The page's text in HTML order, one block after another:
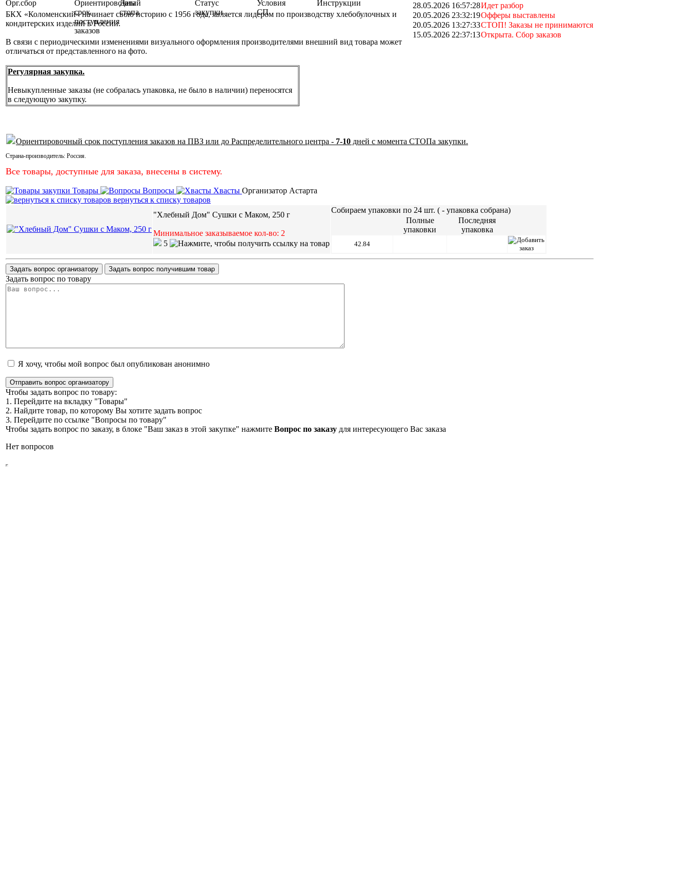
28.05.2026 16:57:28Идет разбор
20.05.2026 23:32:19Офферы выставлены
20.05.2026 13:27:33СТОП! Заказы не принимаются
15.05.2026 22:37:13Открыта. Сбор заказов
БКХ «Коломенский» начинает свою историю с 1956 года, является лидером по производству хлебобулочных и
кондитерских изделий в России.
В связи с периодическими изменениями визуального оформления производителями внешний вид товара может
отличаться от представленного на фото.
Регулярная закупка.
Невыкупленные заказы (не собралась упаковка, не было в наличии) переносятся
в следующую закупку.
Ориентировочный срок поступления заказов на ПВЗ или до Распределительного центра - 7-10 дней с момента СТОПа закупки.
Страна-производитель: Россия.
Все товары, доступные для заказа, внесены в систему.
Товары Вопросы Хвасты Организатор Астарта
вернуться к списку товаров
"Хлебный Дом" Сушки с Маком, 250 г
Минимальное заказываемое кол-во: 2
5
Собираем упаковки по 24 шт. ( - упаковка собрана)
Полные
упаковки
Последняя
упаковка
42.84
Задать вопрос организатору Задать вопрос получившим товар
Задать вопрос по товару
Я хочу, чтобы мой вопрос был опубликован анонимно
Отправить вопрос организатору
Чтобы задать вопрос по товару:
1. Перейдите на вкладку "Товары"
2. Найдите товар, по которому Вы хотите задать вопрос
3. Перейдите по ссылке "Вопросы по товару"
Чтобы задать вопрос по заказу, в блоке "Ваш заказ в этой закупке" нажмите Вопрос по заказу для интересующего Вас заказа
Нет вопросов